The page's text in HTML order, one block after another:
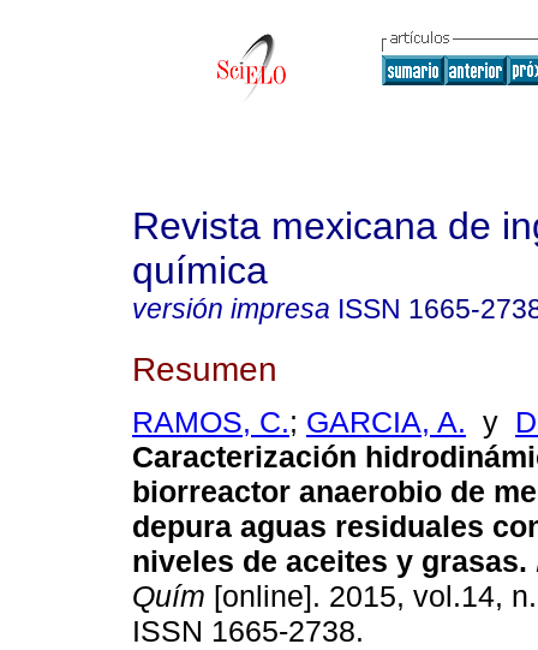
Revista mexicana de
química
versión impresa ISSN 1665-
Resumen
RAMOS, C.; GARCIA, A. y
Caracterización
biorreactor anaerobio de
depura aguas residuales
niveles de aceites y grasas.
Quím [online]. 2015, vol.14,
ISSN 1665-2738.